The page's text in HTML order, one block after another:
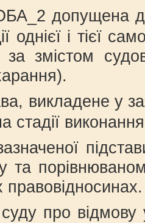
допущена
однієї і тієї
змістом
викладене у
стадії
правовідносинах.
про